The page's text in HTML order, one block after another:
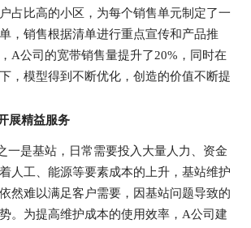
占比高的小区，为每个销售单元制定了一
，销售根据清单进行重点宣传和产品推
A公司的宽带销售量提升了20%，同时在
，模型得到不断优化，创造的价值不断提
展精益服务
一是基站，日常需要投入大量人力、资金
人工、能源等要素成本的上升，基站维护
然难以满足客户需要，因基站问题导致的
。为提高维护成本的使用效率，A公司建